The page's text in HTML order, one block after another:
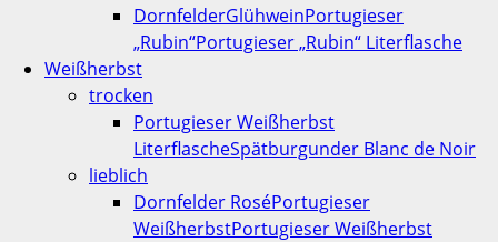
DornfelderGlühweinPortugieser
„Rubin“Portugieser „Rubin“ Literflasche
Weißherbst
trocken
Portugieser Weißherbst
LiterflascheSpätburgunder Blanc de Noir
lieblich
Dornfelder RoséPortugieser
WeißherbstPortugieser Weißherbst